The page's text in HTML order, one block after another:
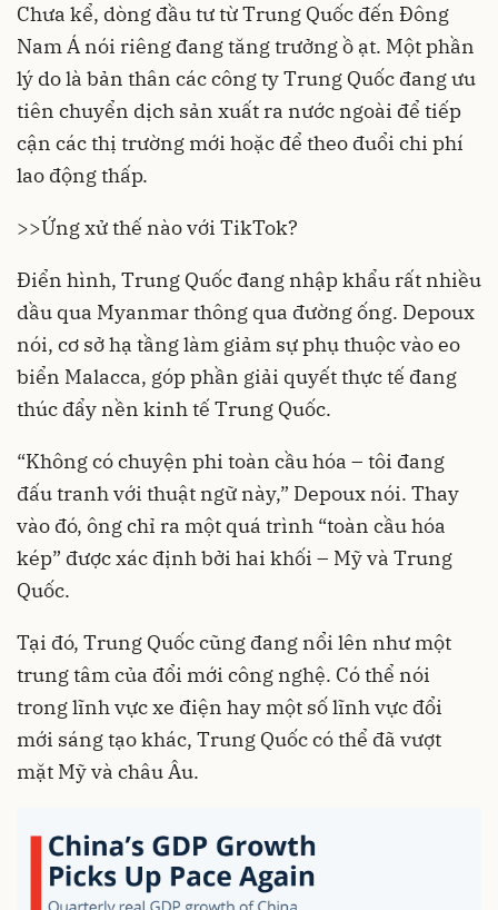
Chưa kể, dòng đầu tư từ Trung Quốc đến Đông
Nam Á nói riêng đang tăng trưởng ồ ạt. Một phần
lý do là bản thân các công ty Trung Quốc đang ưu
tiên chuyển dịch sản xuất ra nước ngoài để tiếp
cận các thị trường mới hoặc để theo đuổi chi phí
lao động thấp.
>>Ứng xử thế nào với TikTok?
Điển hình, Trung Quốc đang nhập khẩu rất nhiều
dầu qua Myanmar thông qua đường ống. Depoux
nói, cơ sở hạ tầng làm giảm sự phụ thuộc vào eo
biển Malacca, góp phần giải quyết thực tế đang
thúc đẩy nền kinh tế Trung Quốc.
“Không có chuyện phi toàn cầu hóa – tôi đang
đấu tranh với thuật ngữ này,” Depoux nói. Thay
vào đó, ông chỉ ra một quá trình “toàn cầu hóa
kép” được xác định bởi hai khối – Mỹ và Trung
Quốc.
Tại đó, Trung Quốc cũng đang nổi lên như một
trung tâm của đổi mới công nghệ. Có thể nói
trong lĩnh vực xe điện hay một số lĩnh vực đổi
mới sáng tạo khác, Trung Quốc có thể đã vượt
mặt Mỹ và châu Âu.